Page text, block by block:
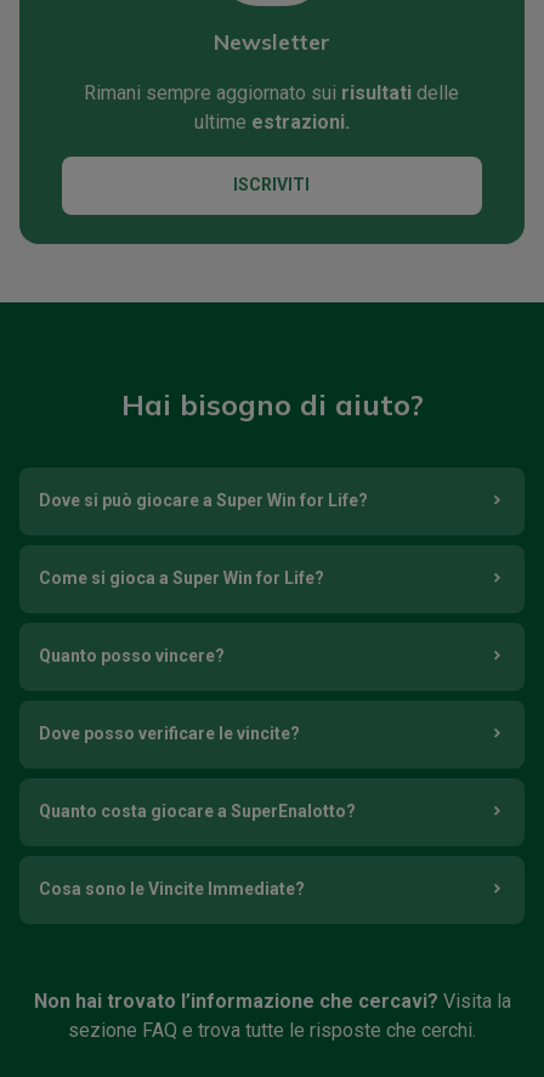
Newsletter
Rimani sempre aggiornato sui risultati delle
ultime estrazioni.
ISCRIVITI
Hai bisogno di aiuto?
Dove si può giocare a Super Win for Life?
Come si gioca a Super Win for Life?
Quanto posso vincere?
Dove posso verificare le vincite?
Quanto costa giocare a SuperEnalotto?
Cosa sono le Vincite Immediate?
Non hai trovato l’informazione che cercavi? Visita la
sezione FAQ e trova tutte le risposte che cerchi.